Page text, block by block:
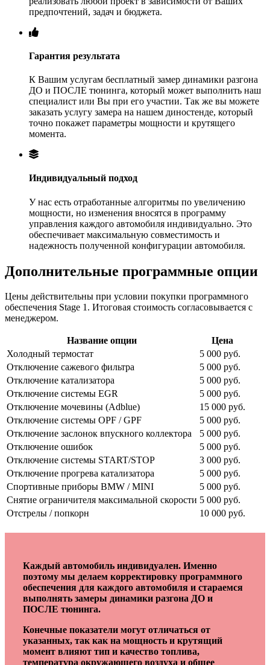
предпочтений, задач и бюджета.
Гарантия результата
К Вашим услугам бесплатный замер динамики разгона
ДО и ПОСЛЕ тюнинга, который может выполнить наш
специалист или Вы при его участии. Так же вы можете
заказать услугу замера на нашем диностенде, который
точно покажет параметры мощности и крутящего
момента.
Индивидуальный подход
У нас есть отработанные алгоритмы по увеличению
мощности, но изменения вносятся в программу
управления каждого автомобиля индивидуально. Это
обеспечивает максимальную совместимость и
надежность полученной конфигурации автомобиля.
Дополнительные программные опции
Цены действительны при условии покупки программного
обеспечения Stage 1. Итоговая стоимость согласовывается с
менеджером.
Название опции
Цена
Холодный термостат
5 000 руб.
Отключение сажевого фильтра
5 000 руб.
Отключение катализатора
5 000 руб.
Отключение системы EGR
5 000 руб.
Отключение мочевины (Adblue)
15 000 руб.
Отключение системы OPF / GPF
5 000 руб.
Отключение заслонок впускного коллектора
5 000 руб.
Отключение ошибок
5 000 руб.
Отключение системы START/STOP
3 000 руб.
Отключение прогрева катализатора
5 000 руб.
Спортивные приборы BMW / MINI
5 000 руб.
Снятие ограничителя максимальной скорости 5 000 руб.
Отстрелы / попкорн
10 000 руб.
Каждый автомобиль индивидуален. Именно
поэтому мы делаем корректировку программного
обеспечения для каждого автомобиля и стараемся
выполнять замеры динамики разгона ДО и
ПОСЛЕ тюнинга.
Конечные показатели могут отличаться от
указанных, так как на мощность и крутящий
момент влияют тип и качество топлива,
температура окружающего воздуха и общее